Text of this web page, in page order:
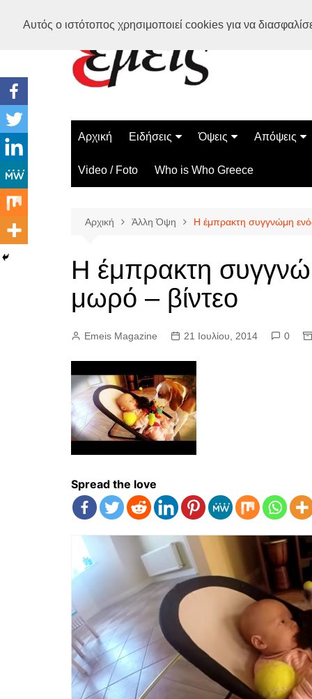
Αυτός ο ιστότοπος χρησιμοποιεί cookies για να
Αρχική Ειδήσεις
Ελλάδα
Διεθνή
Όψεις
Διάστημα
Επιστήμη
Απόψεις
Video / Foto Who is Who Greece
Αρχική Άλλη Όψη Η έμπρακτη συγγνώμη
Η έμπρακτη
μωρό – βίντεο
Emeis Magazine 21 Ιουλίου, 2014 0
Spread the love